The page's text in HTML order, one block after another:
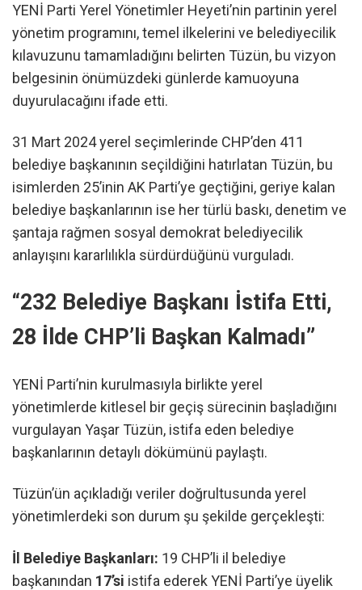
YENİ Parti Yerel Yönetimler Heyeti’nin partinin yerel
yönetim programını, temel ilkelerini ve belediyecilik
kılavuzunu tamamladığını belirten Tüzün, bu vizyon
belgesinin önümüzdeki günlerde kamuoyuna
duyurulacağını ifade etti.
31 Mart 2024 yerel seçimlerinde CHP’den 411
belediye başkanının seçildiğini hatırlatan Tüzün, bu
isimlerden 25’inin AK Parti’ye geçtiğini, geriye kalan
belediye başkanlarının ise her türlü baskı, denetim ve
şantaja rağmen sosyal demokrat belediyecilik
anlayışını kararlılıkla sürdürdüğünü vurguladı.
“232 Belediye Başkanı İstifa Etti,
28 İlde CHP’li Başkan Kalmadı”
YENİ Parti’nin kurulmasıyla birlikte yerel
yönetimlerde kitlesel bir geçiş sürecinin başladığını
vurgulayan Yaşar Tüzün, istifa eden belediye
başkanlarının detaylı dökümünü paylaştı.
Tüzün’ün açıkladığı veriler doğrultusunda yerel
yönetimlerdeki son durum şu şekilde gerçekleşti:
İl Belediye Başkanları: 19 CHP’li il belediye
başkanından 17’si istifa ederek YENİ Parti’ye üyelik